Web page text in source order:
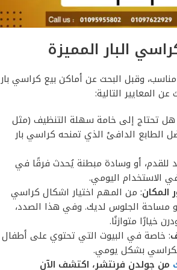
البار المميزة
وقبل البحث عن أماكن بيع كراسي بار
المعايير التالية:
هل تحتاج إلى خامة سهلة التنظيف (مثل
الطابع الدافئ الذي تمنحه كراسي بار
للقدم، أو وسادة مبطنة يُحدث فرقًا في
الاستخدام اليومي.
المكان: من المهم اختيار اشكال كراسي
مساحة الجلوس لديك. وفي هذا الصدد،
خيارًا متوازنًا.
: خاصة في البيوت التي تحتوي على أطفال
بشكل يومي.
من جولدن فرنتشر، اكتشف الآن